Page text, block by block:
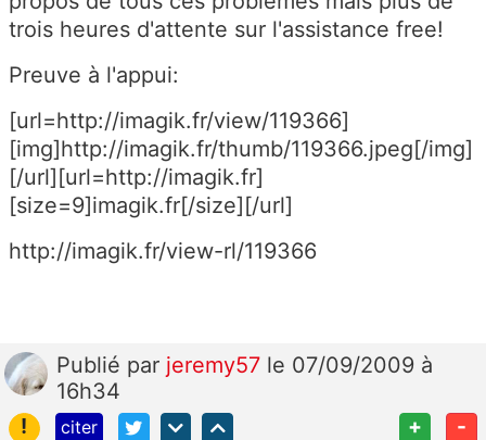
trois heures d'attente sur l'assistance free!
Preuve à l'appui:
[url=http://imagik.fr/view/119366]
[img]http://imagik.fr/thumb/119366.jpeg[/img]
[/url][url=http://imagik.fr]
[size=9]imagik.fr[/size][/url]
http://imagik.fr/view-rl/119366
Publié par jeremy57 le 07/09/2009 à
16h34
!
citer + -